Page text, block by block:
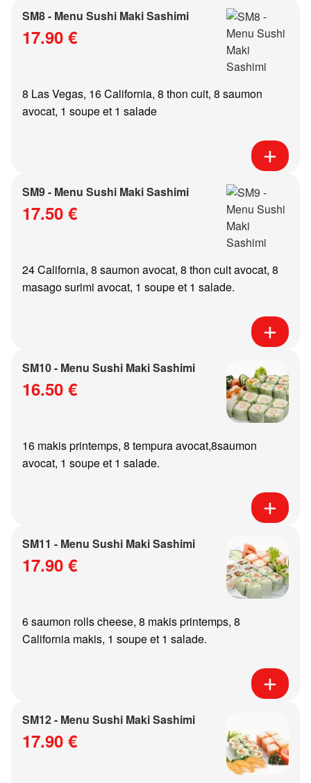
SM8 - Menu Sushi Maki Sashimi
17.90 €
8 Las Vegas, 16 California, 8 thon cuit, 8 saumon
avocat, 1 soupe et 1 salade
SM9 - Menu Sushi Maki Sashimi
17.50 €
24 California, 8 saumon avocat, 8 thon cuit avocat, 8
masago surimi avocat, 1 soupe et 1 salade.
SM10 - Menu Sushi Maki Sashimi
16.50 €
16 makis printemps, 8 tempura avocat,8saumon
avocat, 1 soupe et 1 salade.
SM11 - Menu Sushi Maki Sashimi
17.90 €
6 saumon rolls cheese, 8 makis printemps, 8
California makis, 1 soupe et 1 salade.
SM12 - Menu Sushi Maki Sashimi
17.90 €